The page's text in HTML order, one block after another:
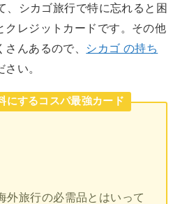
、シカゴ旅行で特に忘れると困
クレジットカードです。その他
んあるので、 シカゴ の持ち
い。
にするコスパ最強カード
外旅行の必需品とはいって